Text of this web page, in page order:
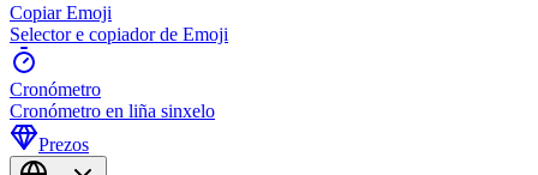
Copiar Emoji
Selector e copiador de Emoji
Cronómetro
Cronómetro en liña sinxelo
Prezos